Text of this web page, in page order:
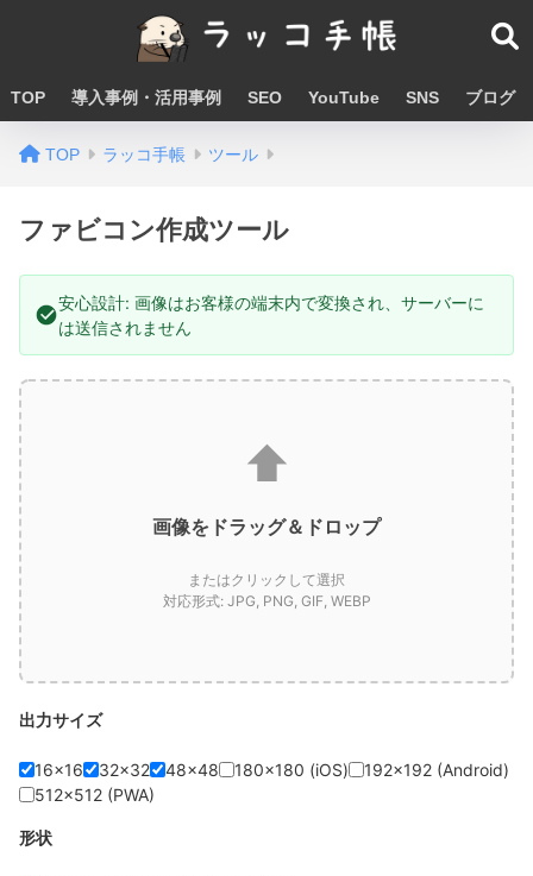
TOP 導入事例・活用事例 SEO YouTube SNS ブログ
TOP ラッコ手帳 ツール
ファビコン作成ツール
安心設計: 画像はお客様の端末内で変換され、サーバーに
は送信されません
⬆️
画像をドラッグ＆ドロップ
またはクリックして選択
対応形式: JPG, PNG, GIF, WEBP
出力サイズ
16×16 32×32 48×48 180×180 (iOS)
192×192 (Android)
512×512 (PWA)
形状